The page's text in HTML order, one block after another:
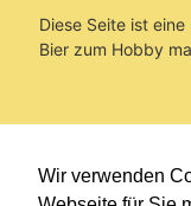
Wir verwenden
Diese Seite ist
Bier zum Hobby
Sie befinden sich
im Pfad:Übers Bier
Informationen zur